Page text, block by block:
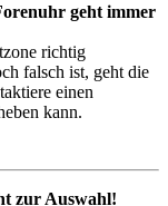
geht immer
richtig
falsch ist, geht die
einen
kann.
zur Auswahl!